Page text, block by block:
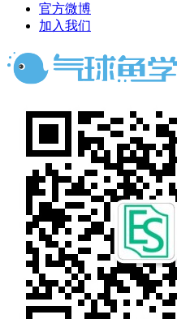
官方微博
加入我们